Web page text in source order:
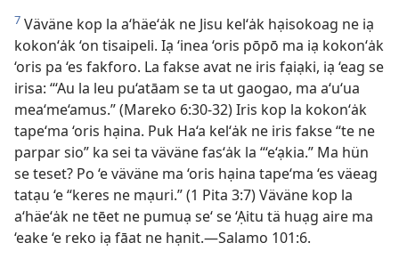
7 Väväne kop la a‘häe‘ȧk ne Jisu kel‘ȧk hạisokoag ne iạ
kokon‘ȧk ‘on tisaipeli. Iạ ‘inea ‘oris pōpō ma iạ kokon‘ȧk
‘oris pa ‘es fakforo. La fakse avat ne iris fạiạki, iạ ‘eag se
irisa: “‘Au la leu pu‘atāam se ta ut gaogao, ma a‘u‘ua
mea‘me‘amus.” (Mareko 6:30-32) Iris kop la kokon‘ȧk
tape‘ma ‘oris hạina. Puk Ha‘a kel‘ȧk ne iris fakse “te ne
parpar sio” ka sei ta väväne fas‘ȧk la “‘e‘ạkia.” Ma hün
se teset? Po ‘e väväne ma ‘oris hạina tape‘ma ‘es väeag
tatạu ‘e “keres ne mạuri.” (1 Pita 3:7) Väväne kop la
a‘häe‘ȧk ne tēet ne pumuạ se‘ se ‘Ạitu tä huạg aire ma
‘eake ‘e reko iạ fāat ne hạnit.—Salamo 101:6.